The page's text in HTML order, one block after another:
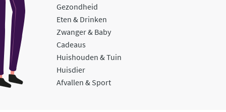
Gezondheid
Eten & Drinken
Zwanger & Baby
Cadeaus
Huishouden & Tuin
Huisdier
Afvallen & Sport